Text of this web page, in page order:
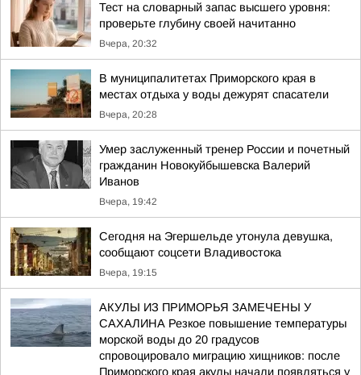
Тест на словарный запас высшего уровня:
проверьте глубину своей начитанно
Вчера, 20:32
В муниципалитетах Приморского края в
местах отдыха у воды дежурят спасатели
Вчера, 20:28
Умер заслуженный тренер России и почетный
гражданин Новокуйбышевска Валерий
Иванов
Вчера, 19:42
Сегодня на Эгершельде утонула девушка,
сообщают соцсети Владивостока
Вчера, 19:15
АКУЛЫ ИЗ ПРИМОРЬЯ ЗАМЕЧЕНЫ У
САХАЛИНА Резкое повышение температуры
морской воды до 20 градусов
спровоцировало миграцию хищников: после
Приморского края акулы начали появляться у